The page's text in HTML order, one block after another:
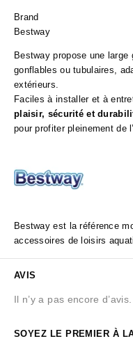
Brand
Bestway
Bestway propose une
gonflables ou tubulaires,
extérieurs.
Faciles à installer et à
plaisir, sécurité et
pour profiter pleinement de
Bestway est la référence
accessoires de loisirs
AVIS
Il n’y a pas encore d’avis.
SOYEZ LE PREMIER À